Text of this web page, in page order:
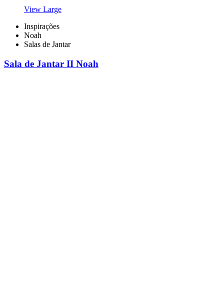
View Large
Inspirações
Noah
Salas de Jantar
Sala de Jantar II Noah